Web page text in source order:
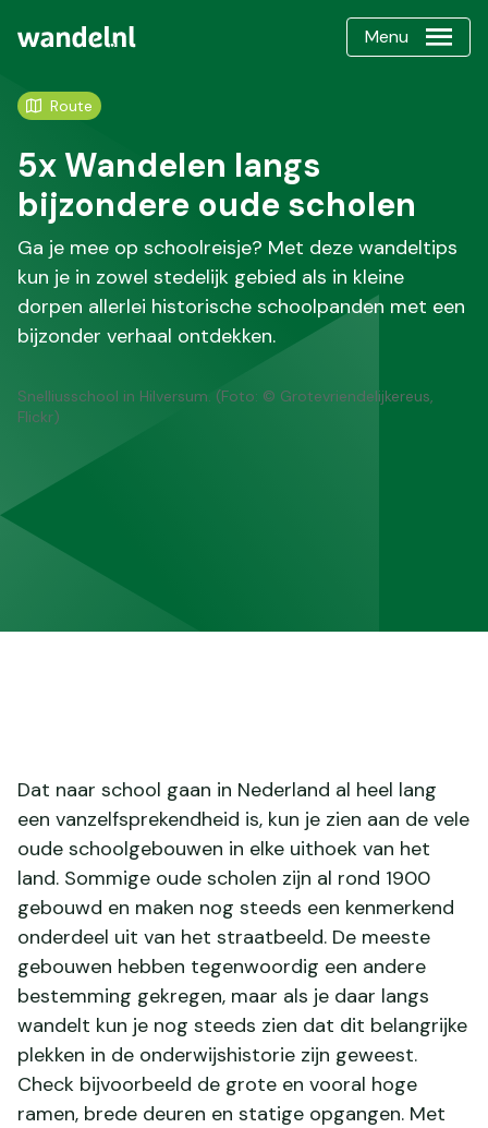
Menu
Route
5x Wandelen langs
bijzondere oude scholen
Ga je mee op schoolreisje? Met deze wandeltips
kun je in zowel stedelijk gebied als in kleine
dorpen allerlei historische schoolpanden met een
bijzonder verhaal ontdekken.
Snelliusschool in Hilversum. (Foto: © Grotevriendelijkereus,
Flickr)
Dat naar school gaan in Nederland al heel lang
een vanzelfsprekendheid is, kun je zien aan de vele
oude schoolgebouwen in elke uithoek van het
land. Sommige oude scholen zijn al rond 1900
gebouwd en maken nog steeds een kenmerkend
onderdeel uit van het straatbeeld. De meeste
gebouwen hebben tegenwoordig een andere
bestemming gekregen, maar als je daar langs
wandelt kun je nog steeds zien dat dit belangrijke
plekken in de onderwijshistorie zijn geweest.
Check bijvoorbeeld de grote en vooral hoge
ramen, brede deuren en statige opgangen. Met